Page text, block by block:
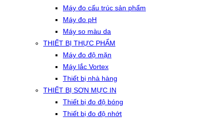
Máy đo cấu trúc sản phẩm
Máy đo pH
Máy so màu da
THIẾT BỊ THỰC PHẨM
Máy đo độ mặn
Máy lắc Vortex
Thiết bị nhà hàng
THIẾT BỊ SƠN MỰC IN
Thiết bị đo độ bóng
Thiết bị đo độ nhớt